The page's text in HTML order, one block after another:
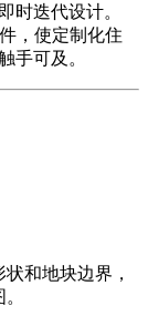
时迭代设计。
，使定制化住
手可及。
和地块边界，